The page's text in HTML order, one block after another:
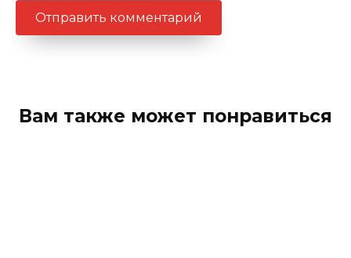
Вам также может понравиться